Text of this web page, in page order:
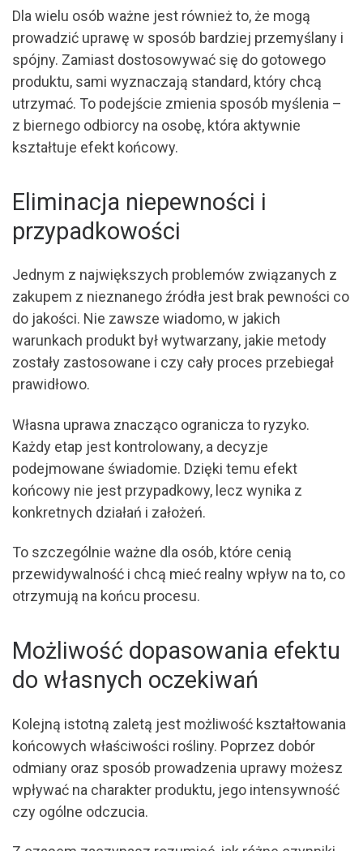
Dla wielu osób ważne jest również to, że mogą
prowadzić uprawę w sposób bardziej przemyślany i
spójny. Zamiast dostosowywać się do gotowego
produktu, sami wyznaczają standard, który chcą
utrzymać. To podejście zmienia sposób myślenia –
z biernego odbiorcy na osobę, która aktywnie
kształtuje efekt końcowy.
Eliminacja niepewności i
przypadkowości
Jednym z największych problemów związanych z
zakupem z nieznanego źródła jest brak pewności co
do jakości. Nie zawsze wiadomo, w jakich
warunkach produkt był wytwarzany, jakie metody
zostały zastosowane i czy cały proces przebiegał
prawidłowo.
Własna uprawa znacząco ogranicza to ryzyko.
Każdy etap jest kontrolowany, a decyzje
podejmowane świadomie. Dzięki temu efekt
końcowy nie jest przypadkowy, lecz wynika z
konkretnych działań i założeń.
To szczególnie ważne dla osób, które cenią
przewidywalność i chcą mieć realny wpływ na to, co
otrzymują na końcu procesu.
Możliwość dopasowania efektu
do własnych oczekiwań
Kolejną istotną zaletą jest możliwość kształtowania
końcowych właściwości rośliny. Poprzez dobór
odmiany oraz sposób prowadzenia uprawy możesz
wpływać na charakter produktu, jego intensywność
czy ogólne odczucia.